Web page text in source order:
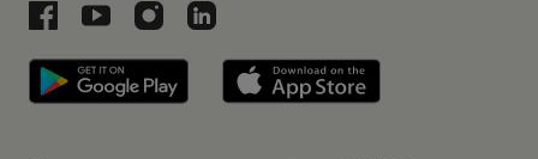
Libri a Facebookon
Libri a Youtube-on
Libri az Instagramon
Libri a LinkedInen
Libri applikáció Szerezd meg: Google